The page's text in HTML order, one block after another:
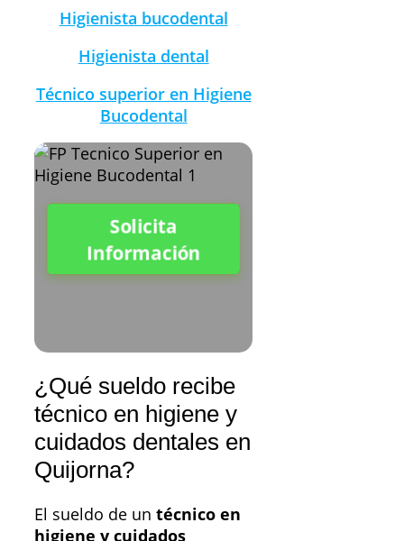
Higienista bucodental
Higienista dental
Técnico superior en Higiene
Bucodental
Solicita
Información
¿Qué sueldo recibe
técnico en higiene y
cuidados dentales en
Quijorna?
El sueldo de un técnico en
higiene y cuidados